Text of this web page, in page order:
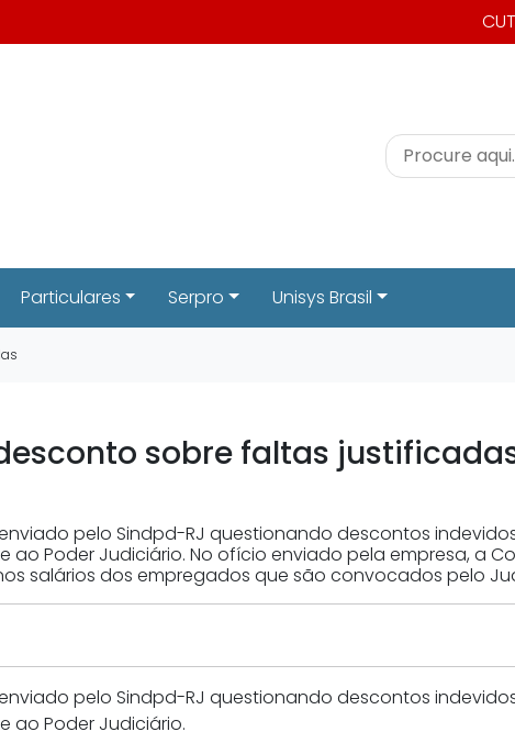
CUT
Particulares Serpro Unisys Brasil
sobre faltas
pelo Sindpd-RJ questionando descontos
Poder Judiciário. No ofício enviado pela empresa, a
salários dos empregados que são convocados pelo
pelo Sindpd-RJ questionando descontos
ao Poder Judiciário.